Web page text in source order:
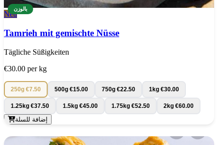
Neu
بالوزن
Tamrieh mit gemischte Nüsse
Tägliche Süßigkeiten
€30.00 per kg
250g €7.50 500g €15.00 750g €22.50 1kg €30.00
1.25kg €37.50 1.5kg €45.00 1.75kg €52.50 2kg €60.00
إضافة للسلة